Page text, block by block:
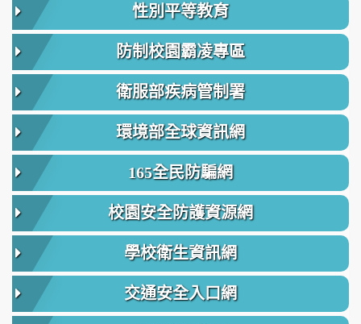
性別平等教育
防制校園霸凌專區
衛服部疾病管制署
環境部全球資訊網
165全民防騙網
校園安全防護資源網
學校衛生資訊網
交通安全入口網